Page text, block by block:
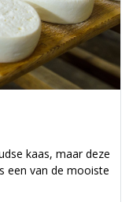
kaas, maar deze
een van de mooiste